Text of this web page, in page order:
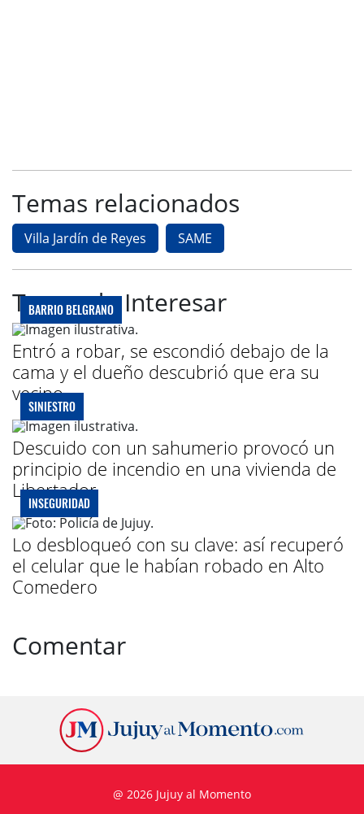
Temas relacionados
Villa Jardín de Reyes SAME
Te puede Interesar
BARRIO BELGRANO
Entró a robar, se escondió debajo de la
cama y el dueño descubrió que era su
vecino
SINIESTRO
Descuido con un sahumerio provocó un
principio de incendio en una vivienda de
Libertador
INSEGURIDAD
Lo desbloqueó con su clave: así recuperó
el celular que le habían robado en Alto
Comedero
Comentar
@ 2026 Jujuy al Momento